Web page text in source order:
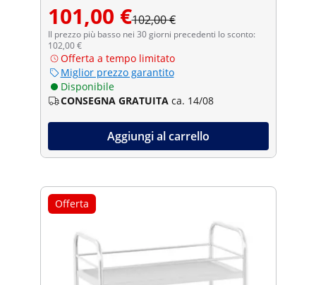
101,00 €102,00 €
Il prezzo più basso nei 30 giorni precedenti lo sconto:
102,00 €
Offerta a tempo limitato
Miglior prezzo garantito
Disponibile
CONSEGNA GRATUITA ca. 14/08
Aggiungi al carrello
Offerta